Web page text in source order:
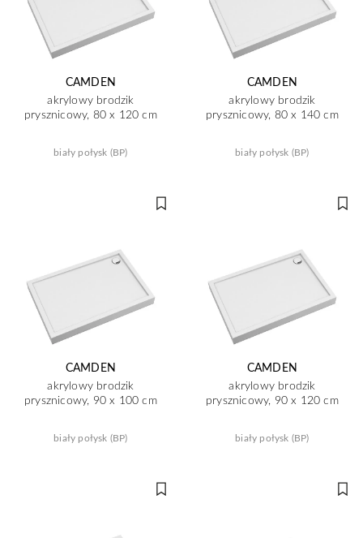
CAMDEN
akrylowy brodzik
prysznicowy, 80 x 120 cm
biały połysk (BP)
CAMDEN
akrylowy brodzik
prysznicowy, 80 x 140 cm
biały połysk (BP)
CAMDEN
akrylowy brodzik
prysznicowy, 90 x 100 cm
biały połysk (BP)
CAMDEN
akrylowy brodzik
prysznicowy, 90 x 120 cm
biały połysk (BP)